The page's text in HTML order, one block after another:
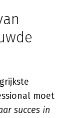
moet
succes in